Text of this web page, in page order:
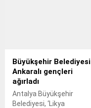
Büyükşehir Belediyesi
Ankaralı gençleri
ağırladı
Antalya Büyükşehir
Belediyesi, ‘Likya